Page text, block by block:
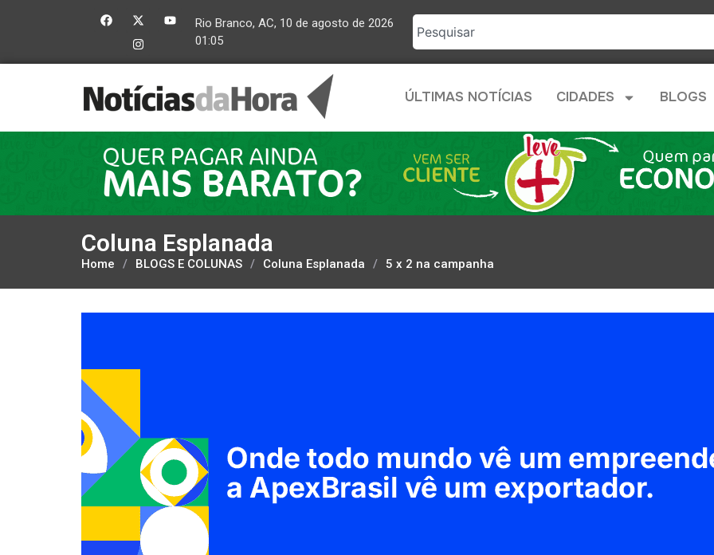
Rio Branco, AC, 10 de agosto de 2026
01:05
ÚLTIMAS NOTÍCIAS CIDADES BLOGS
Coluna Esplanada
Home / BLOGS E COLUNAS / Coluna Esplanada / 5 x 2 na campanha